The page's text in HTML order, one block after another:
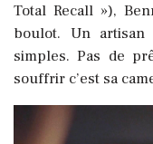
Total Recall »),
boulot. Un
simples. Pas de
souffrir c’est sa